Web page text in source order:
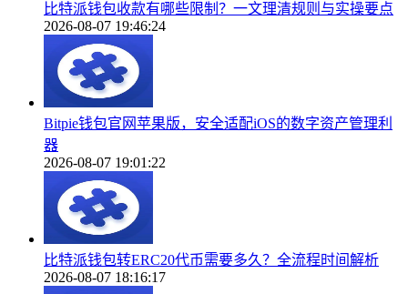
比特派钱包收款有哪些限制？一文理清规则与实操要点
2026-08-07 19:46:24
Bitpie钱包官网苹果版，安全适配iOS的数字资产管理利
器
2026-08-07 19:01:22
比特派钱包转ERC20代币需要多久？全流程时间解析
2026-08-07 18:16:17